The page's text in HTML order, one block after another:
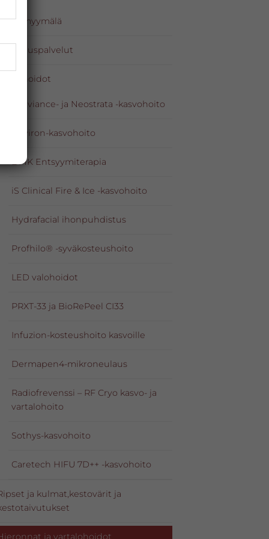
Meikkauspalvelut
Kasvohoidot
Exuviance- ja Neostrata -kasvohoito
Environ-kasvohoito
DMK Entsyymiterapia
iS Clinical Fire & Ice -kasvohoito
Hydrafacial ihonpuhdistus
Profhilo® -syväkosteushoito
LED valohoidot
PRXT-33 ja BioRePeel CI33
Infuzion-kosteushoito kasvoille
Dermapen4-mikroneulaus
Radiofrevenssi – RF Cryo kasvo- ja
vartalohoito
Sothys-kasvohoito
Caretech HIFU 7D++ -kasvohoito
ja kulmat,kestovärit ja